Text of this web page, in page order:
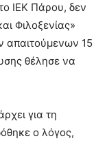
ΙΕΚ Πάρου, δεν
Φιλοξενίας»
απαιτούμενων 15
θέλησε να
για τη
ο λόγος,